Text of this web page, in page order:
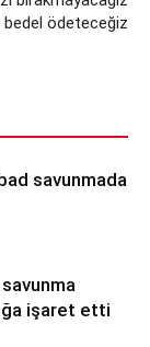
bedel ödeteceğiz
savunmada
işaret etti